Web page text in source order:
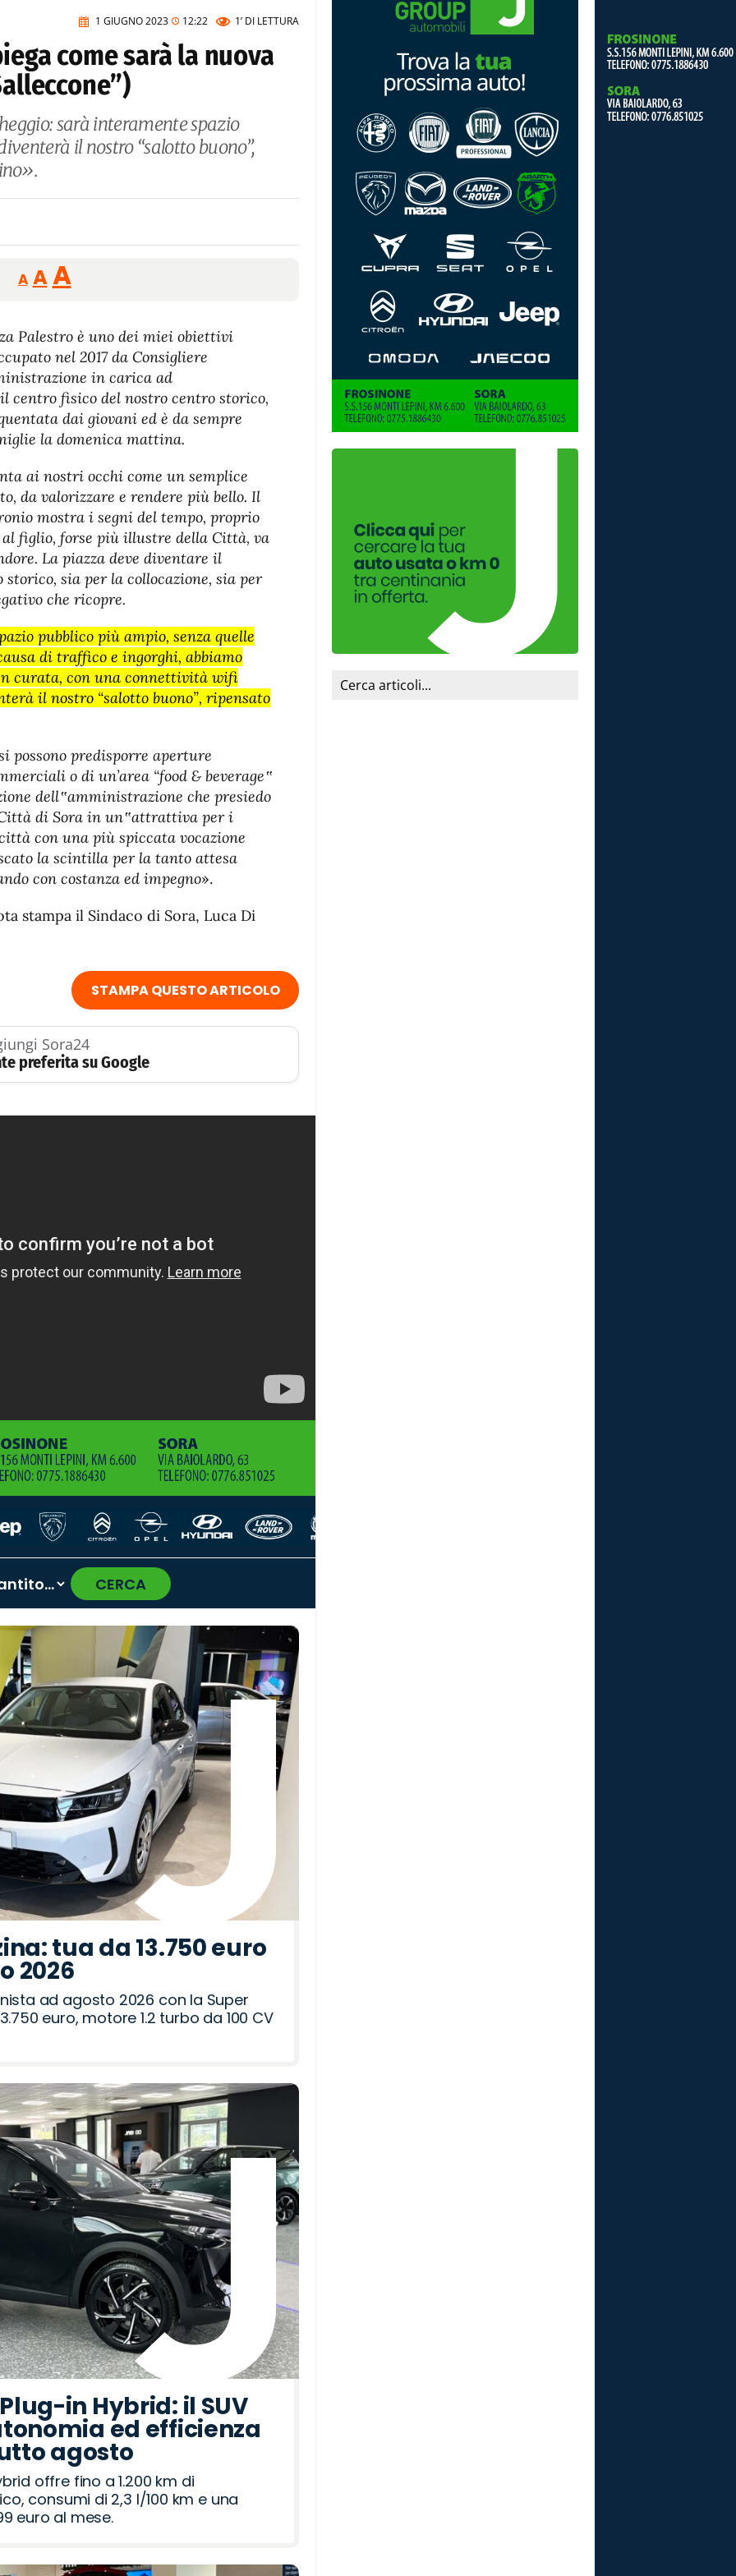
1 GIUGNO 2023 12:22 1’ DI LETTURA
come sarà la nuova
sarà interamente spazio
il nostro “salotto buono”,
A
Reducir
tamaño
A Restablecer
tamaño
de
fuente
AAumentar
de
fuente.
Palestro è uno dei miei obiettivi
nel 2017 da Consigliere
in carica ad
centro fisico del nostro centro storico,
dai giovani ed è da sempre
la domenica mattina.
ai nostri occhi come un semplice
da valorizzare e rendere più bello. Il
mostra i segni del tempo, proprio
figlio, forse più illustre della Città, va
La piazza deve diventare il
sia per la collocazione, sia per
che ricopre.
pubblico più ampio, senza quelle
di traffico e ingorghi, abbiamo
curata, con una connettività wifi
il nostro “salotto buono”, ripensato
possono predisporre aperture
o di un’area “food & beverage‟
dell‟amministrazione che presiedo
di Sora in un‟attrattiva per i
con una più spiccata vocazione
la scintilla per la tanto attesa
con costanza ed impegno».
stampa il Sindaco di Sora, Luca Di
STAMPA QUESTO ARTICOLO
Sora24
preferita su Google
CERCA
›
tua da 13.750 euro
2026
ad agosto 2026 con la Super
euro, motore 1.2 turbo da 100 CV
in Hybrid: il SUV
ed efficienza
agosto
offre fino a 1.200 km di
consumi di 2,3 l/100 km e una
euro al mese.